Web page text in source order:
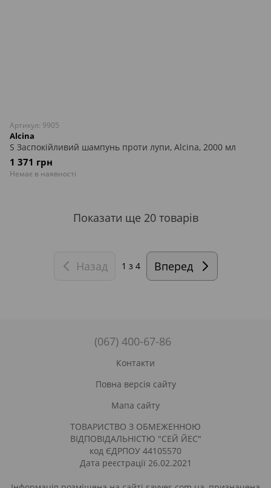
Артикул: 9905
Alcina
S Заспокійливий шампунь проти лупи, Alcina, 2000 мл
1 371 грн
Немає в наявності
Показати ще 20 товарів
Назад 1 з 4 Вперед
(067) 400-67-86
Контакти
Повна версія сайту
Мапа сайту
ТОВАРИСТВО З ОБМЕЖЕННОЮ
ВІДПОВІДАЛЬНІСТЮ "СЕЙ ЙЕС"
код ЄДРПОУ 44105570
Дата реєстрації 26.02.2021